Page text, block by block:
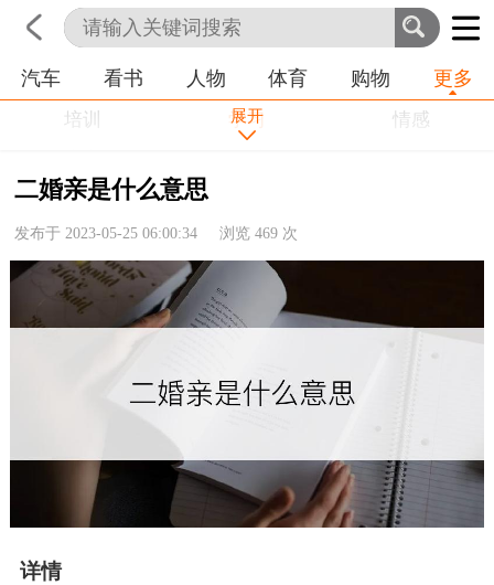
首页 科技 生活 职业
汽车 看书 人物 体育 购物 更多
培训 学习
情感
农业
健康
历史
展开
二婚亲是什么意思
发布于 2023-05-25 06:00:34 浏览469 次
详情